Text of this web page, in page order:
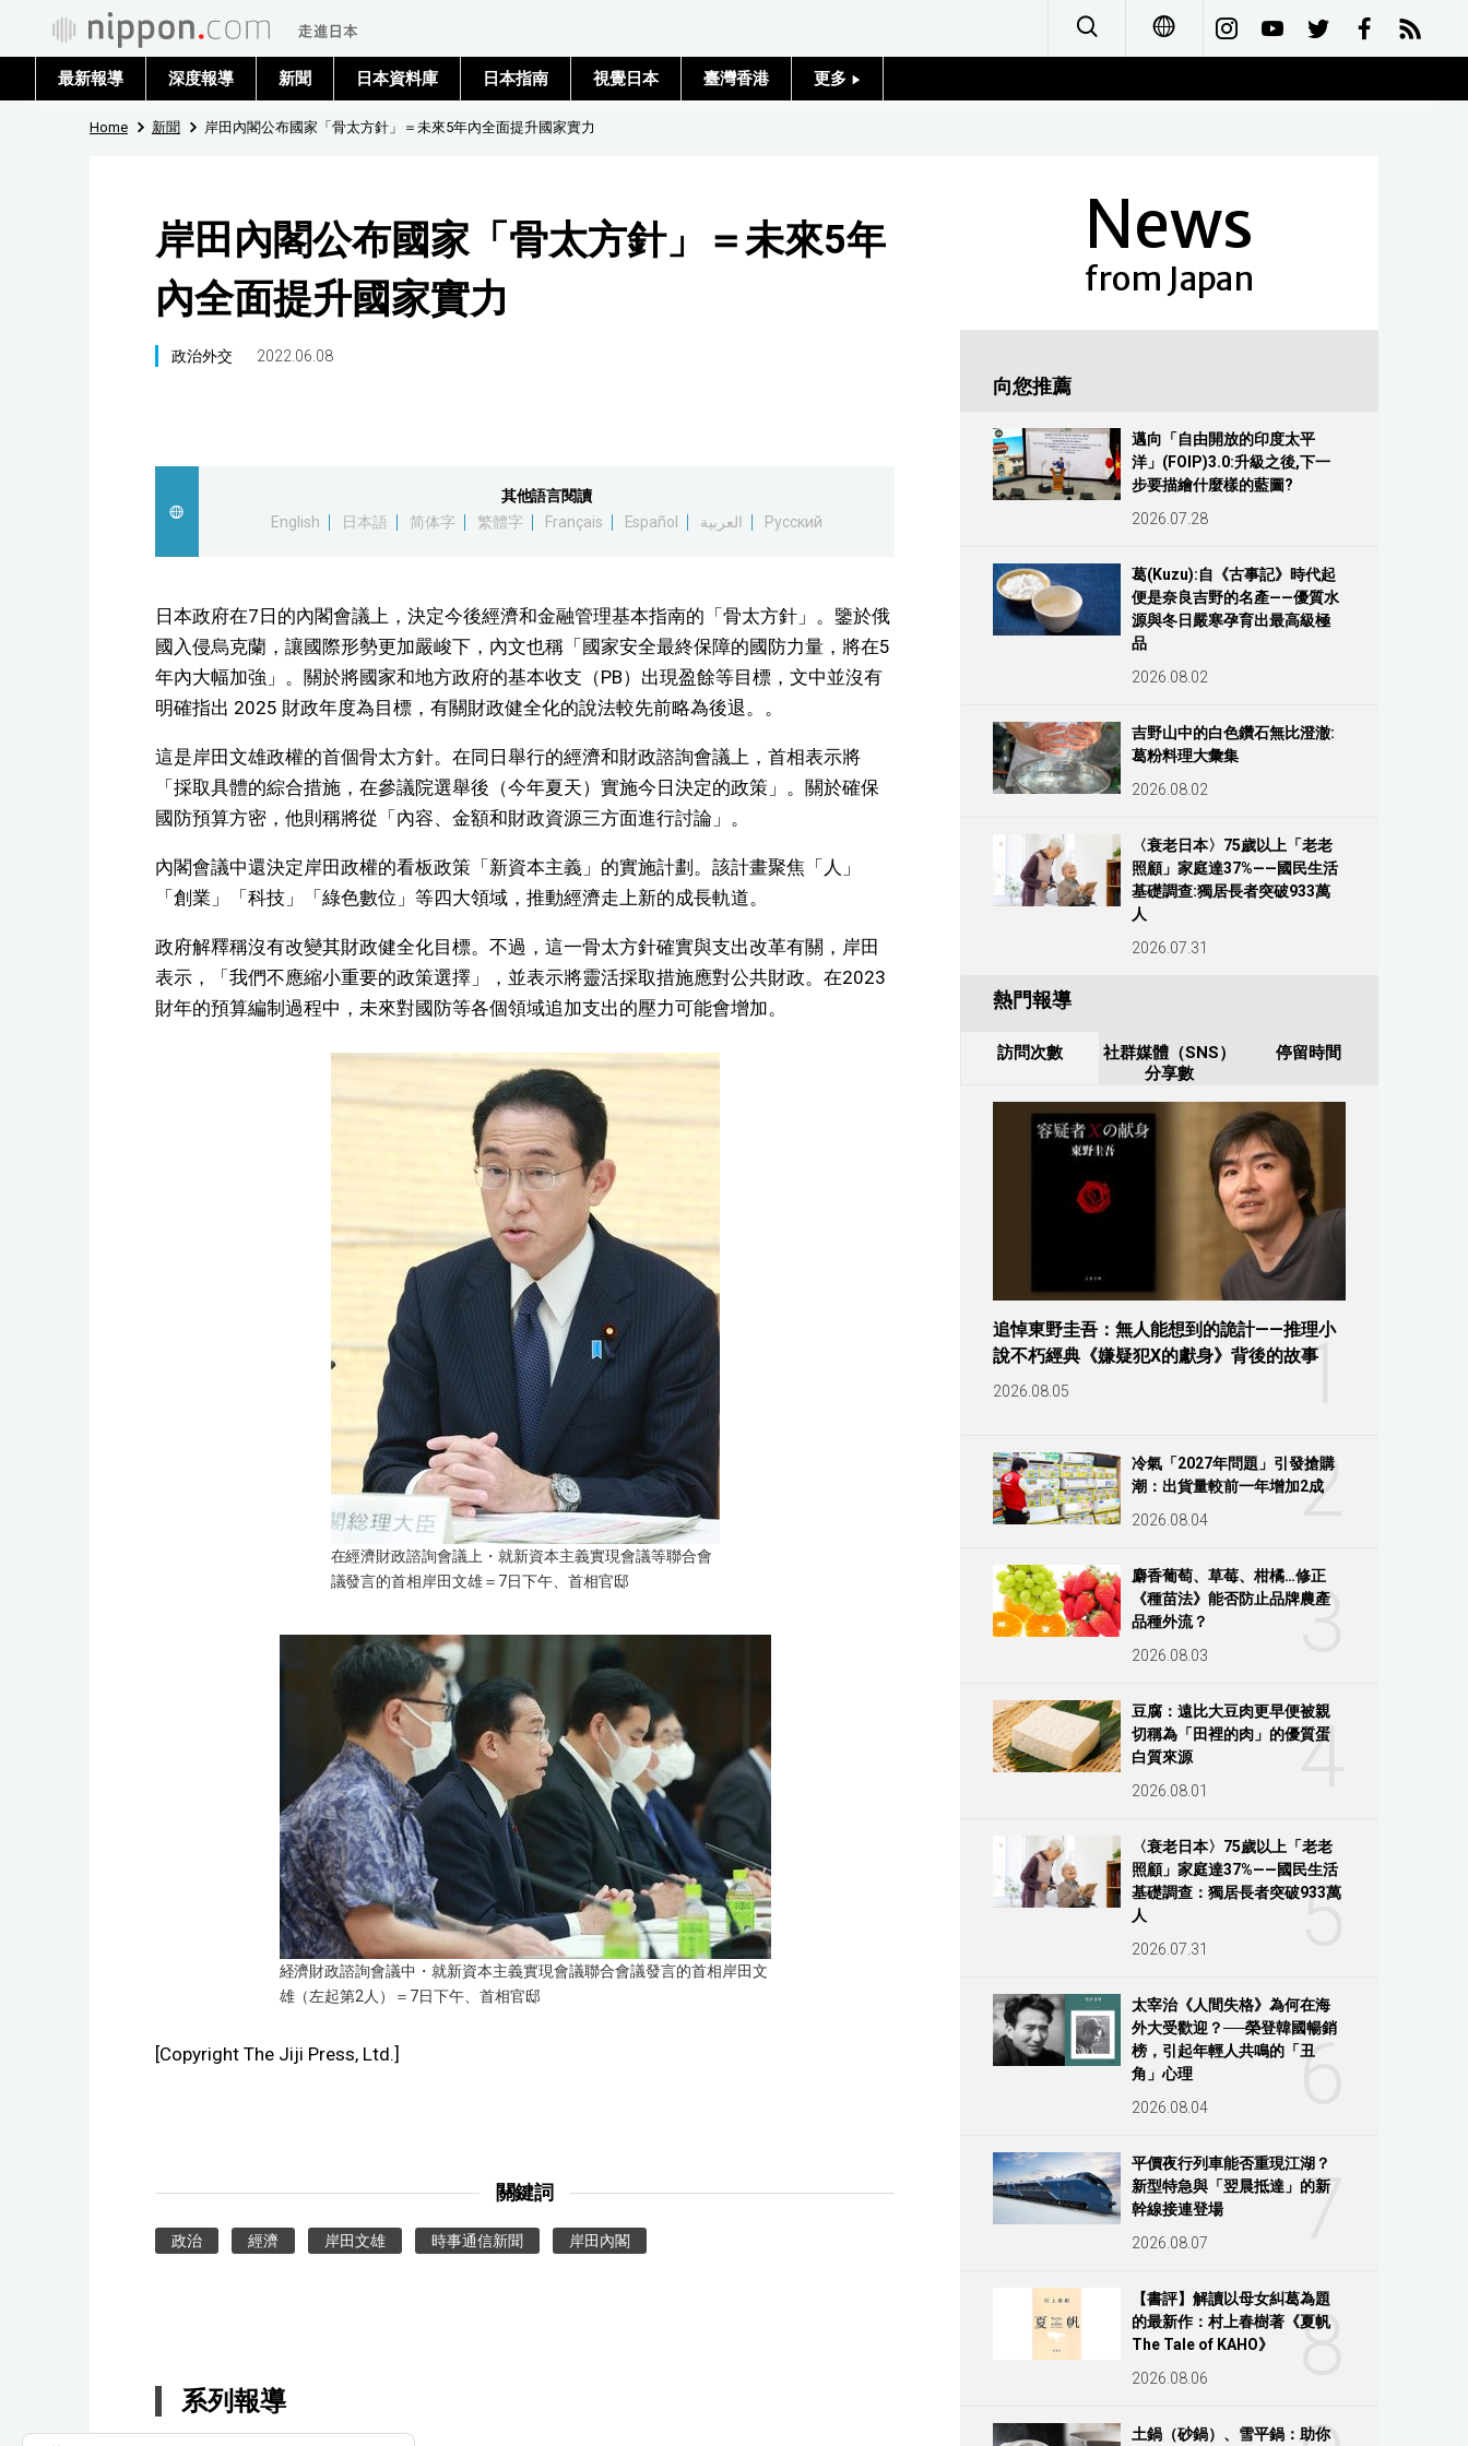
Français
最新報導 深度報導 新聞 日本資料庫 日本指南 視覺日本 臺灣香港 更多
政治外交
生活
東京
編輯部通知
Home 新聞 岸田內閣公布國家「骨太方針」＝未來5年內全面提升國家實力
岸田內閣公布國家「骨太方針」＝未來5年
內全面提升國家實力
政治外交 2022.06.08
其他語言閱讀
English
日本語 简体字 繁體字 Français Español العربية Русский
日本政府在7日的內閣會議上，決定今後經濟和金融管理基本指南的「骨太方針」。鑒於俄
國入侵烏克蘭，讓國際形勢更加嚴峻下，內文也稱「國家安全最終保障的國防力量，將在5
年內大幅加強」。關於將國家和地方政府的基本收支（PB）出現盈餘等目標，文中並沒有
明確指出 2025 財政年度為目標，有關財政健全化的說法較先前略為後退。。
這是岸田文雄政權的首個骨太方針。在同日舉行的經濟和財政諮詢會議上，首相表示將
「採取具體的綜合措施，在參議院選舉後（今年夏天）實施今日決定的政策」。關於確保
國防預算方密，他則稱將從「內容、金額和財政資源三方面進行討論」。
內閣會議中還決定岸田政權的看板政策「新資本主義」的實施計劃。該計畫聚焦「人」
「創業」「科技」「綠色數位」等四大領域，推動經濟走上新的成長軌道。
政府解釋稱沒有改變其財政健全化目標。不過，這一骨太方針確實與支出改革有關，岸田
表示，「我們不應縮小重要的政策選擇」，並表示將靈活採取措施應對公共財政。在2023
財年的預算編制過程中，未來對國防等各個領域追加支出的壓力可能會增加。
在經濟財政諮詢會議上・就新資本主義實現會議等聯合會
議發言的首相岸田文雄＝7日下午、首相官邸
経濟財政諮詢會議中・就新資本主義實現會議聯合會議發言的首相岸田文
雄（左起第2人）＝7日下午、首相官邸
[Copyright The Jiji Press, Ltd.]
關鍵詞
政治 經濟 岸田文雄 時事通信新聞 岸田內閣
系列報導
News
from Japan
向您推薦
邁向「自由開放的印度太平
洋」(FOIP)3.0:升級之後,下一
步要描繪什麼樣的藍圖?
2026.07.28
葛(Kuzu):自《古事記》時代起
便是奈良吉野的名產——優質水
源與冬日嚴寒孕育出最高級極
品
2026.08.02
吉野山中的白色鑽石無比澄澈:
葛粉料理大彙集
2026.08.02
〈衰老日本〉75歲以上「老老
照顧」家庭達37%——國民生活
基礎調查:獨居長者突破933萬
人
2026.07.31
熱門報導
訪問次數
社群媒體（SNS）
分享數
停留時間
1
追悼東野圭吾：無人能想到的詭計——推理小
說不朽經典《嫌疑犯X的獻身》背後的故事
2026.08.05
2
冷氣「2027年問題」引發搶購
潮：出貨量較前一年增加2成
2026.08.04
3
麝香葡萄、草莓、柑橘…修正
《種苗法》能否防止品牌農產
品種外流？
2026.08.03
4
豆腐：遠比大豆肉更早便被親
切稱為「田裡的肉」的優質蛋
白質來源
2026.08.01
5
〈衰老日本〉75歲以上「老老
照顧」家庭達37%——國民生活
基礎調查：獨居長者突破933萬
人
2026.07.31
6
太宰治《人間失格》為何在海
外大受歡迎？──榮登韓國暢銷
榜，引起年輕人共鳴的「丑
角」心理
2026.08.04
7
平價夜行列車能否重現江湖？
新型特急與「翌晨抵達」的新
幹線接連登場
2026.08.07
8
【書評】解讀以母女糾葛為題
的最新作：村上春樹著《夏帆
The Tale of KAHO》
2026.08.06
土鍋（砂鍋）、雪平鍋：助你